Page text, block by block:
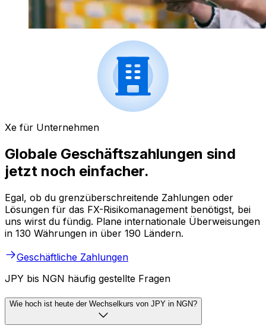
Xe für Unternehmen
Globale Geschäftszahlungen sind
jetzt noch einfacher.
Egal, ob du grenzüberschreitende Zahlungen oder
Lösungen für das FX-Risikomanagement benötigst, bei
uns wirst du fündig. Plane internationale Überweisungen
in 130 Währungen in über 190 Ländern.
Geschäftliche Zahlungen
JPY bis NGN häufig gestellte Fragen
Wie hoch ist heute der Wechselkurs von JPY in NGN?